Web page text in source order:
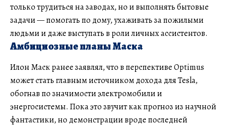
только трудиться на заводах, но и выполнять бытовые
задачи — помогать по дому, ухаживать за пожилыми
людьми и даже выступать в роли личных ассистентов.
Амбициозные планы Маска
Илон Маск ранее заявлял, что в перспективе Optimus
может стать главным источником дохода для Tesla,
обогнав по значимости электромобили и
энергосистемы. Пока это звучит как прогноз из научной
фантастики, но демонстрации вроде последней